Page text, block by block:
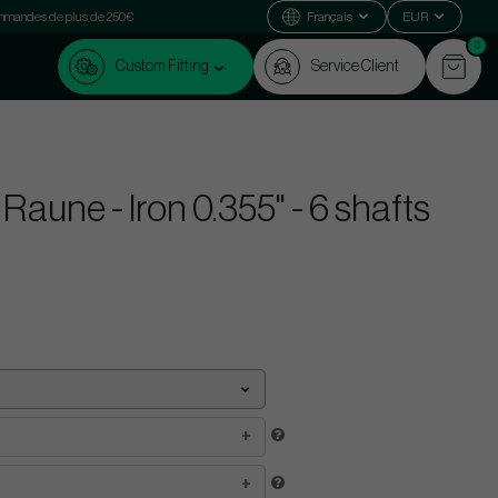
de plus de 250€ Français EUR
Custom Fitting Service Client
0
- Iron 0.355" - 6 shafts